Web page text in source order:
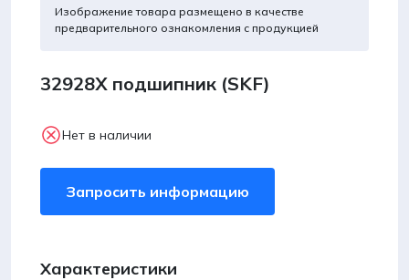
Изображение товара размещено в качестве
предварительного ознакомления с продукцией
32928X подшипник (SKF)
Нет в наличии
Запросить информацию
Характеристики